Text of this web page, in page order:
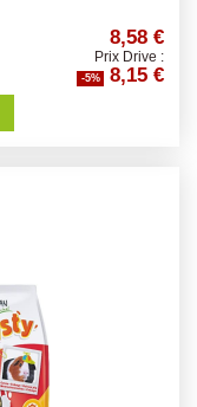
8,58 €
Prix Drive :
-5% 8,15 €